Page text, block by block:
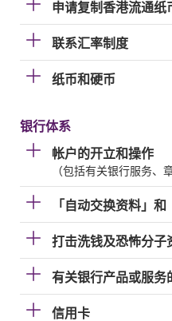
申请复制香港流通纸
联系汇率制度
纸币和硬币
银行体系
帐户的开立和操作
（包括有关银行服务、
「自动交换资料」
打击洗钱及恐怖分子
有关银行产品或服务
信用卡